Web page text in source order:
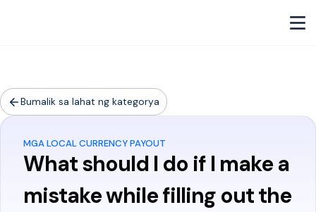
Bumalik sa lahat ng kategorya
MGA LOCAL CURRENCY PAYOUT
What should I do if I make a
mistake while filling out the